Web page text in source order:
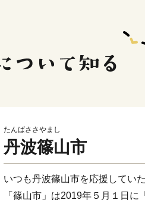
たんばささやまし
丹波篠山市
いつも丹波篠山市を応援してい
「篠山市」は2019年５月１日